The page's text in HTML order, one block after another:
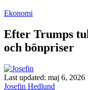
Ekonomi
Efter Trumps
och bönpriser
Last updated: maj 6, 2026
Josefin Hedlund